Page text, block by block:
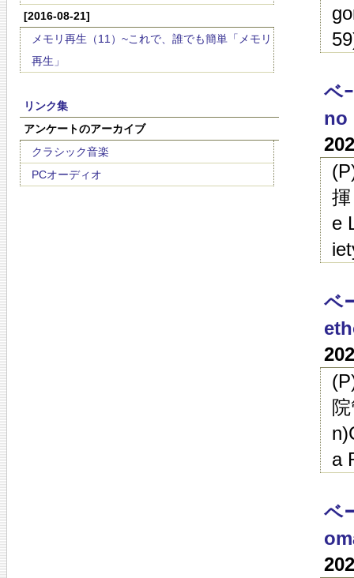
[2016-08-21]
メモリ再生（11）~これで、誰でも簡単「メモリ
再生」
リンク集
アンケートのアーカイブ
クラシック音楽
PCオーディオ
ベ
no
e
ベ
a
ベ